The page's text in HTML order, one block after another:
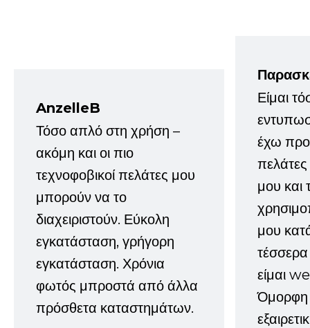
AnzelleB
Τόσο απλό στη χρήση –
ακόμη και οι πιο
τεχνοφοβικοί πελάτες μου
μπορούν να το
διαχειριστούν. Εύκολη
εγκατάσταση, γρήγορη
εγκατάσταση. Χρόνια
φωτός μπροστά από άλλα
πρόσθετα καταστημάτων.
Είμαι
έχω
μου και
μου
είμαι
Όμορφη